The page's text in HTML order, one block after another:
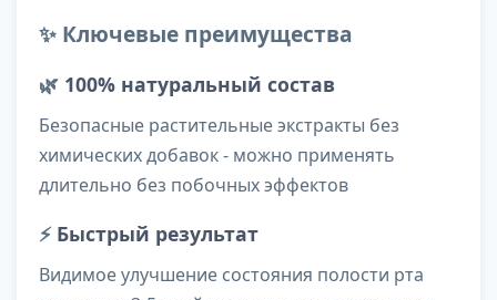
✨ Ключевые преимущества
🌿 100% натуральный состав
Безопасные растительные экстракты без
химических добавок - можно применять
длительно без побочных эффектов
⚡ Быстрый результат
Видимое улучшение состояния полости рта